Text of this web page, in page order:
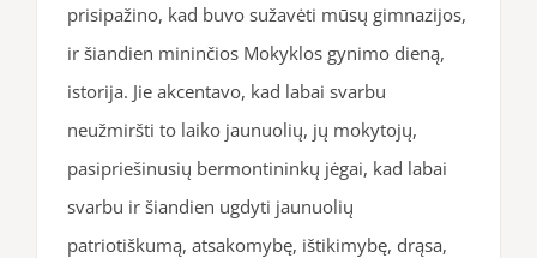
prisipažino, kad buvo sužavėti mūsų gimnazijos,
ir šiandien mininčios Mokyklos gynimo dieną,
istorija. Jie akcentavo, kad labai svarbu
neužmiršti to laiko jaunuolių, jų mokytojų,
pasipriešinusių bermontininkų jėgai, kad labai
svarbu ir šiandien ugdyti jaunuolių
patriotiškumą, atsakomybę, ištikimybę, drąsa,